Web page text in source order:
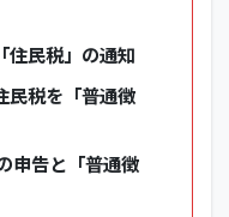
住民税」の通知
民税を「普通徴
申告と「普通徴